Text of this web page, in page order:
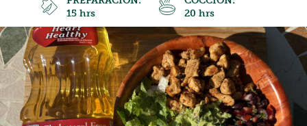
15 hrs
20 hrs